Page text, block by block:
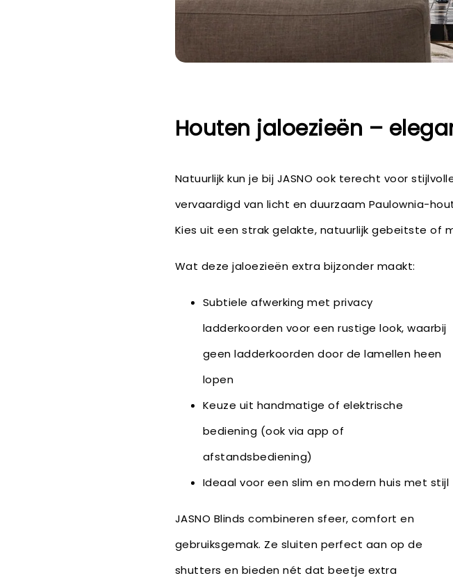
Houten jaloezieën –
Natuurlijk kun je bij JASNO ook terecht voor
vervaardigd van licht en duurzaam Paulownia-
Kies uit een strak gelakte, natuurlijk gebeitste of
Wat deze jaloezieën extra bijzonder maakt:
Subtiele afwerking met privacy
ladderkoorden voor een rustige look, waarbij
geen ladderkoorden door de lamellen heen
lopen
Keuze uit handmatige of elektrische
bediening (ook via app of
afstandsbediening)
Ideaal voor een slim en modern huis met stijl
JASNO Blinds combineren sfeer, comfort en
gebruiksgemak. Ze sluiten perfect aan op de
shutters en bieden nét dat beetje extra